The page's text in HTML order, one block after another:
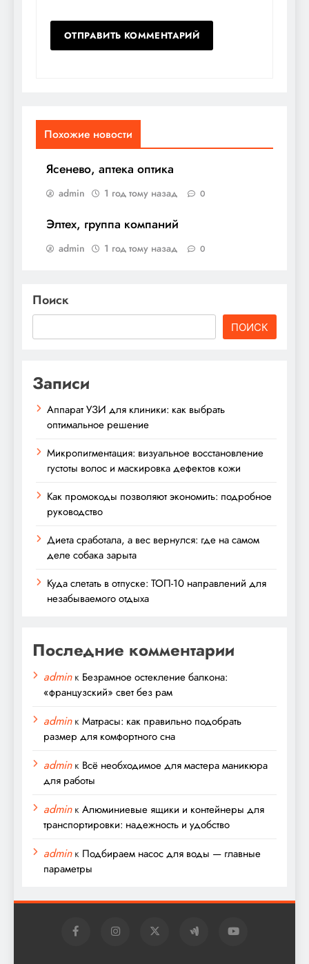
Похожие новости
Ясенево, аптека оптика
admin 1 год тому назад 0
Элтех, группа компаний
admin 1 год тому назад 0
Поиск
ПОИСК
Записи
Аппарат УЗИ для клиники: как выбрать
оптимальное решение
Микропигментация: визуальное восстановление
густоты волос и маскировка дефектов кожи
Как промокоды позволяют экономить: подробное
руководство
Диета сработала, а вес вернулся: где на самом
деле собака зарыта
Куда слетать в отпуске: ТОП-10 направлений для
незабываемого отдыха
Последние комментарии
adminк Безрамное остекление балкона:
«французский» свет без рам
adminкМатрасы: как правильно подобрать
размер для комфортного сна
adminк Всё необходимое для мастера маникюра
для работы
adminкАлюминиевые ящики и контейнеры для
транспортировки: надежность и удобство
adminк Подбираем насос для воды — главные
параметры